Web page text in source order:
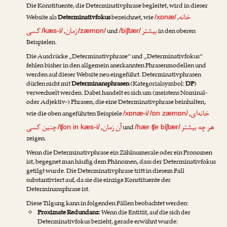
Die Konstituente, die Determinativphrase begleitet, wird in dieser
Website alsDeterminativfokusbezeichnet, wie/xɒnæ/ خانه,
/zæmɒn/زمان,
/kæs-i/کسی und/biʃtær/بیشترin den oberen
Beispielen.
Die Ausdrücke „Determinativphrase“ und „Determinativfokus“
fehlen bisher in den allgemein anerkannten Phrasenmodellen und
werden auf dieser Website neu eingeführt. Determinativphrasen
dürfen nicht mitDeterminansphrasen(Kategorialsymbol:DP)
verwechselt werden. Dabei handelt es sich um (meistens Nominal-
oder Adjektiv-) Phrasen, die eine Determinativphrase beinhalten,
wie die oben angeführten Beispiele/xɒnæ-i/ خانه‌ای,
/ɒn zæmɒn/
آن زمان,
/ʧon in kæs-i/چنین کسی und/hær ʧe biʃtær/هر چه بیشتر
zeigen.
Wenn die Determinativphrase ein Zählnumerale oder ein Pronomen
ist, begegnet man häufig dem Phänomen, dass der Determinativfokus
getilgtwurde. Die Determinativphrase tritt in diesem Fall
substantiviert auf, da sie die einzige Konstituente der
Determinansphrase ist.
Diese Tilgung kann in folgenden Fällen beobachtet werden:
Proximate Redundanz: Wenn die Entität, auf die sich der
Determinativfokus bezieht, gerade erwähnt wurde: